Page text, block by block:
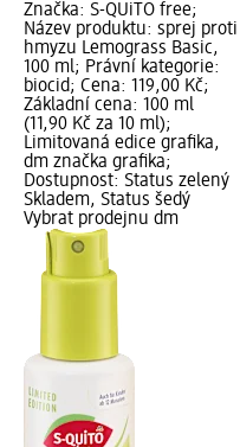
Značka: S-QUiTO free;
Název produktu: sprej proti
hmyzu Lemograss Basic,
100 ml; Právní kategorie:
biocid; Cena: 119,00 Kč;
Základní cena: 100 ml
(11,90 Kč za 10 ml);
Limitovaná edice grafika,
dm značka grafika;
Dostupnost: Status zelený
Skladem, Status šedý
Vybrat prodejnu dm